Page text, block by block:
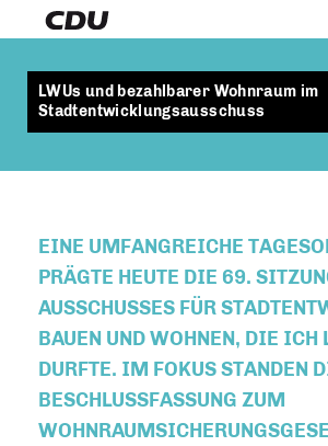
LWUs und bezahlbarer Wohnraum im
Stadtentwicklungsausschuss
EINE UMFANGREICHE
PRÄGTE HEUTE DIE 69.
AUSSCHUSSES FÜR
BAUEN UND WOHNEN, DIE ICH
DURFTE. IM FOKUS STANDEN
BESCHLUSSFASSUNG ZUM